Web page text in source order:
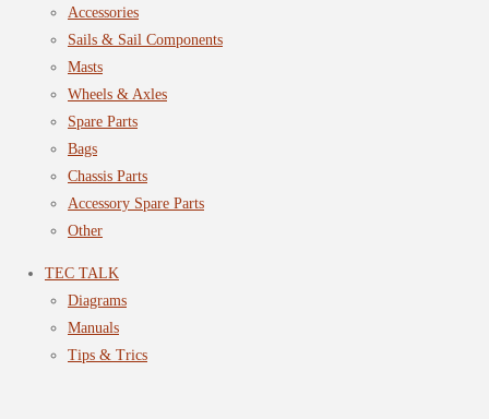
Accessories
Sails & Sail Components
Masts
Wheels & Axles
Spare Parts
Bags
Chassis Parts
Accessory Spare Parts
Other
TEC TALK
Diagrams
Manuals
Tips & Trics